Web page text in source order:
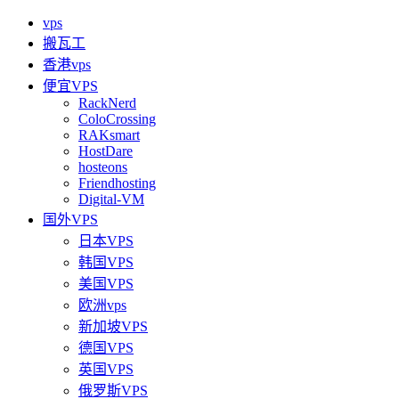
vps
搬瓦工
香港vps
便宜VPS
RackNerd
ColoCrossing
RAKsmart
HostDare
hosteons
Friendhosting
Digital-VM
国外VPS
日本VPS
韩国VPS
美国VPS
欧洲vps
新加坡VPS
德国VPS
英国VPS
俄罗斯VPS